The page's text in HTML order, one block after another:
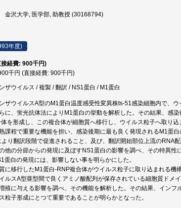
金沢大学, 医学部, 助教授 (30168794)
年度)
経費: 900千円)
千円 (直接経費: 900千円)
ザウイルス / 複製 / 翻訳 / NS1蛋白 / M1蛋白
ザウイルスA型のM1蛋白温度感受性変異株ts-51感染細胞内で、
に、蛍光抗体法によりM1蛋白の挙動を解析した。その結果、感
を形成し、この複合体が細胞質へ移行し、ウイルス粒子へ取り込
課程で重要な機能を担い、感染後期に最も良く発現されるM1蛋
り翻訳段階で促進されること、及び、翻訳開始部位上流のRNA
他の分節からの発現に及ぼすNS1蛋白の影響を調べ、その特異
蛋白の発現には、影響しない事を明らかにした。
に移行したM1蛋白-RNP複合体がウイルス粒子に取り込まれる
ルスA型亜型間で良くアミノ酸配列が保存されている細胞質ドメ
殖に与える影響を調べ、その機能を解析した。その結果、イン
粒子形成にとつて重要であることが明らかとなった。